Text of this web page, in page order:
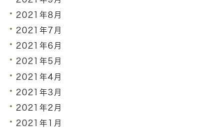
2021年8月
2021年7月
2021年6月
2021年5月
2021年4月
2021年3月
2021年2月
2021年1月